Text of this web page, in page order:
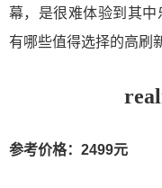
幕，是很难体验到其中
有哪些值得选择的高刷
参考价格：2499元